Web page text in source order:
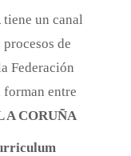
tiene un canal
de
Federación
forman entre
A CORUÑA